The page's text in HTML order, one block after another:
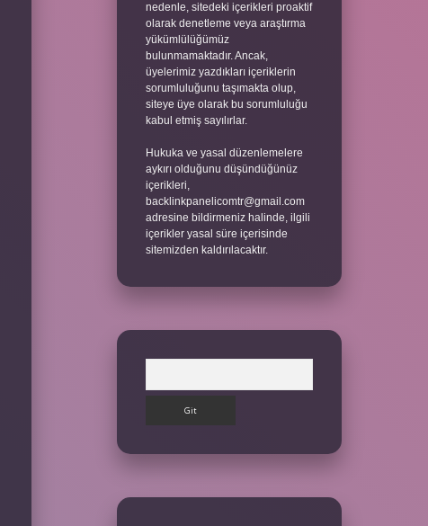
nedenle, sitedeki içerikleri proaktif
olarak denetleme veya araştırma
yükümlülüğümüz
bulunmamaktadır. Ancak,
üyelerimiz yazdıkları içeriklerin
sorumluluğunu taşımakta olup,
siteye üye olarak bu sorumluluğu
kabul etmiş sayılırlar.
Hukuka ve yasal düzenlemelere
aykırı olduğunu düşündüğünüz
içerikleri,
backlinkpanelicomtr@gmail.com
adresine bildirmeniz halinde, ilgili
içerikler yasal süre içerisinde
sitemizden kaldırılacaktır.